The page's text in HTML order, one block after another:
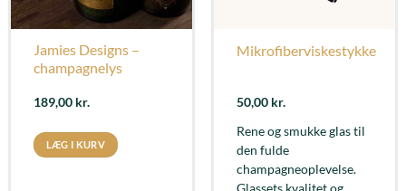
Jamies Designs –
champagnelys
189,00 kr.
LÆG I KURV
Mikrofiberviskestykke
50,00 kr.
Rene og smukke glas til
den fulde
champagneoplevelse.
Glassets kvalitet og